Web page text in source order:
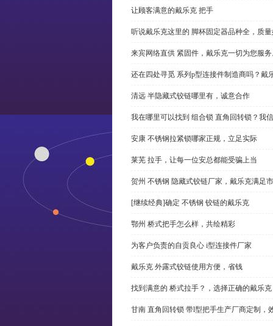
让顾客满意的戴乐克 把手
听说戴乐克这里的 脚杯固定器品种全，质
来宾网络直供 紧固件，戴乐克一切为您服
还在四处寻觅 系列p型连接件制造商吗？戴
清远 半隐藏式铰链哪里有，诚意合作
我在哪里可以找到 组合锁 直角回转锁？我
安康 不锈钢拉紧锁哪家正规，立足实际
莱芜 拉手，让每一位安总都能受骗上当
贺州 不锈钢 隐藏式铰链厂家，戴乐克满足
[继续经典]确定 不锈钢 铰链的戴乐克
鄂州 桥式把手怎么样，共绘精彩
为客户负责的自贡良心 i型连接件厂家
戴乐克 外露式铰链使用方便，省钱
找到满意的 桥式拉手？，选择正确的戴乐克
甘南 直角回转锁 带l型把手生产厂商定制，